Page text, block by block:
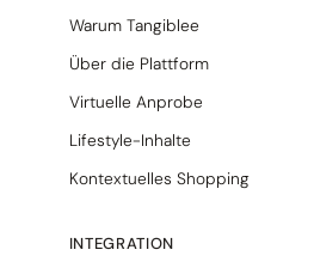
Warum Tangiblee
Über die Plattform
Virtuelle Anprobe
Lifestyle-Inhalte
Kontextuelles Shopping
INTEGRATION